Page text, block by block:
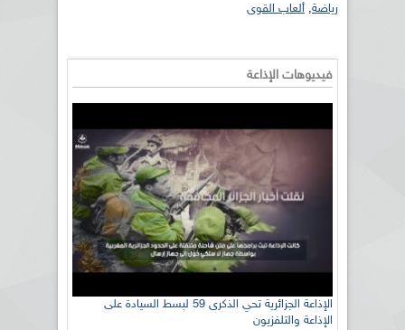
رياضة, ألعاب القوى
فيديوهات الإذاعة
الإذاعة الجزائرية تحي الذكرى 59 لبسط السيادة على
الإذاعة والتلفزيون